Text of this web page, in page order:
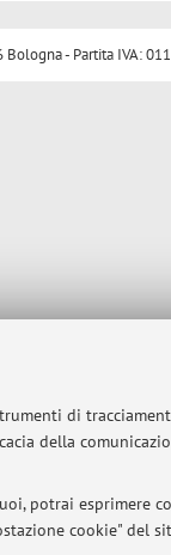
di
della
potrai esprimere
cookie" del
Bologna - Partita IVA: